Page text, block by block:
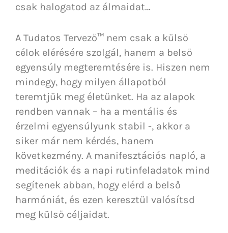
csak halogatod az álmaidat…
A Tudatos Tervező™ nem csak a külső
célok elérésére szolgál, hanem a belső
egyensúly megteremtésére is. Hiszen nem
mindegy, hogy milyen állapotból
teremtjük meg életünket. Ha az alapok
rendben vannak – ha a mentális és
érzelmi egyensúlyunk stabil -, akkor a
siker már nem kérdés, hanem
következmény. A manifesztációs napló, a
meditációk és a napi rutinfeladatok mind
segítenek abban, hogy elérd a belső
harmóniát, és ezen keresztül valósítsd
meg külső céljaidat.